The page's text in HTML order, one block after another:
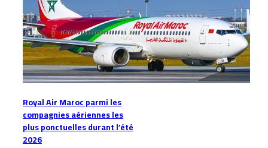
Royal Air Maroc parmi les
compagnies aériennes les
plus ponctuelles durant l’été
2026